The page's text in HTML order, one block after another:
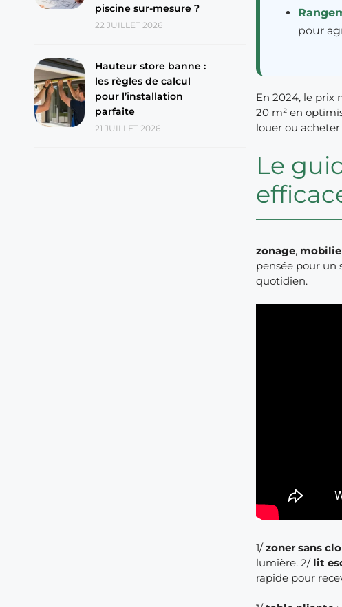
piscine sur-mesure ?
22 JUILLET 2026
Hauteur store banne :
les règles de calcul
pour l’installation
parfaite
21 JUILLET 2026
pour
En 2024, le prix
20 m² en
louer ou
Le
zonage,
pensée pour un
quotidien.
1/zoner sans
lumière. 2/ lit
rapide pour